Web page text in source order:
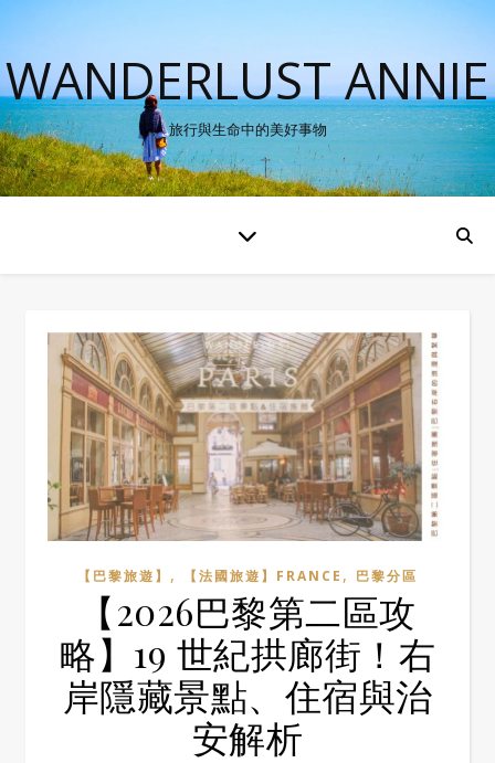
WANDERLUST ANNIE
旅行與生命中的美好事物
【巴黎旅遊】 , 【法國旅遊】FRANCE , 巴黎分區
【2026巴黎第二區攻
略】19 世紀拱廊街！右
岸隱藏景點、住宿與治
安解析